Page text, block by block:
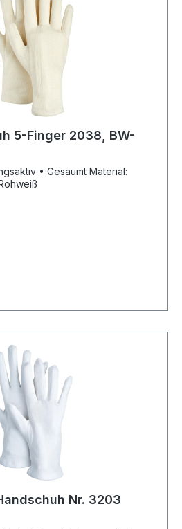
5-Finger 2038, BW-
Farbe: Rohweiß
Nr. 3203